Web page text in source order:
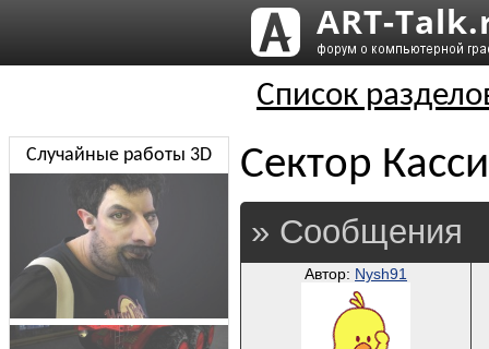
Список
Сектор
» Сообщения
Автор: Nysh91
Случайные работы 3D